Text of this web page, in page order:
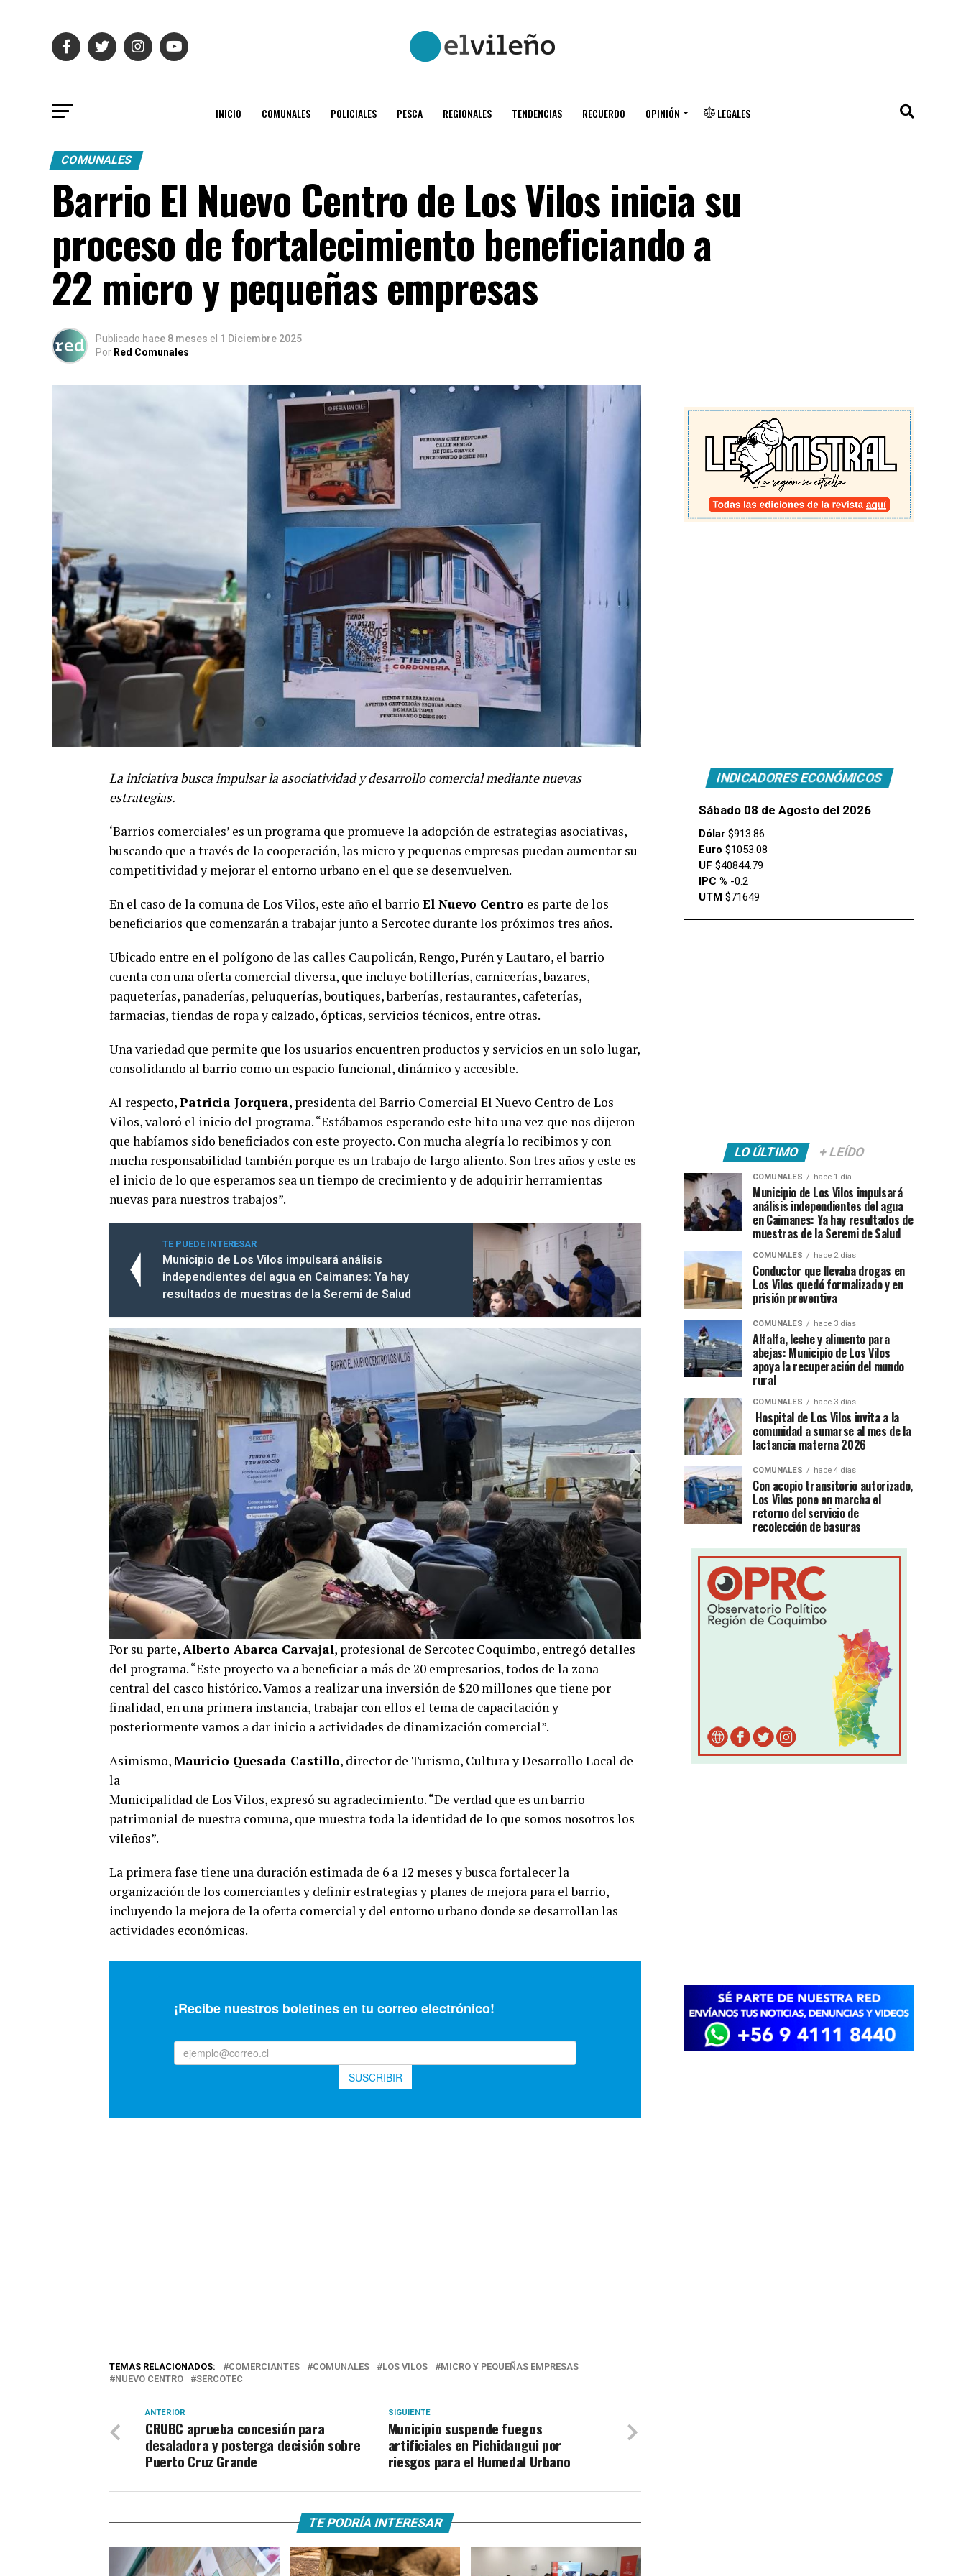
INICIO COMUNALES POLICIALES PESCA REGIONALES TENDENCIAS RECUERDO OPINIÓN LEGALES
COMUNALES
Barrio El Nuevo Centro de Los Vilos inicia su
proceso de fortalecimiento beneficiando a
22 micro y pequeñas empresas
Publicado hace 8 meses el 1 Diciembre 2025
Por Red Comunales
La iniciativa busca impulsar la asociatividad y desarrollo comercial mediante nuevas
estrategias.
‘Barrios comerciales’ es un programa que promueve la adopción de estrategias asociativas,
buscando que a través de la cooperación, las micro y pequeñas empresas puedan aumentar su
competitividad y mejorar el entorno urbano en el que se desenvuelven.
En el caso de la comuna de Los Vilos, este año el barrio El Nuevo Centro es parte de los
beneficiarios que comenzarán a trabajar junto a Sercotec durante los próximos tres años.
Ubicado entre en el polígono de las calles Caupolicán, Rengo, Purén y Lautaro, el barrio
cuenta con una oferta comercial diversa, que incluye botillerías, carnicerías, bazares,
paqueterías, panaderías, peluquerías, boutiques, barberías, restaurantes, cafeterías,
farmacias, tiendas de ropa y calzado, ópticas, servicios técnicos, entre otras.
Una variedad que permite que los usuarios encuentren productos y servicios en un solo lugar,
consolidando al barrio como un espacio funcional, dinámico y accesible.
Al respecto,Patricia Jorquera, presidenta del Barrio Comercial El Nuevo Centro de Los
Vilos, valoró el inicio del programa. “Estábamos esperando este hito una vez que nos dijeron
que habíamos sido beneficiados con este proyecto. Con mucha alegría lo recibimos y con
mucha responsabilidad también porque es un trabajo de largo aliento. Son tres años y este es
el inicio de lo que esperamos sea un tiempo de crecimiento y de adquirir herramientas
nuevas para nuestros trabajos”.
TE PUEDE INTERESAR
Municipio de Los Vilos impulsará análisis
independientes del agua en Caimanes: Ya hay
resultados de muestras de la Seremi de Salud
Por su parte,Alberto Abarca Carvajal, profesional de Sercotec Coquimbo, entregó detalles
del programa. “Este proyecto va a beneficiar a más de 20 empresarios, todos de la zona
central del casco histórico. Vamos a realizar una inversión de $20 millones que tiene por
finalidad, en una primera instancia, trabajar con ellos el tema de capacitación y
posteriormente vamos a dar inicio a actividades de dinamización comercial”.
Asimismo,Mauricio Quesada Castillo, director de Turismo, Cultura y Desarrollo Local de
la
Municipalidad de Los Vilos, expresó su agradecimiento. “De verdad que es un barrio
patrimonial de nuestra comuna, que muestra toda la identidad de lo que somos nosotros los
vileños”.
La primera fase tiene una duración estimada de 6 a 12 meses y busca fortalecer la
organización de los comerciantes y definir estrategias y planes de mejora para el barrio,
incluyendo la mejora de la oferta comercial y del entorno urbano donde se desarrollan las
actividades económicas.
TEMAS RELACIONADOS: COMERCIANTES COMUNALES LOS VILOS
MICRO Y PEQUEÑAS EMPRESAS
NUEVO CENTRO
SERCOTEC
SIGUIENTE
Municipio suspende fuegos
artificiales en Pichidangui por
riesgos para el Humedal Urbano
ANTERIOR
CRUBC aprueba concesión para
desaladora y posterga decisión sobre
Puerto Cruz Grande
TE PODRÍA INTERESAR
INDICADORES ECONÓMICOS
Sábado 08 de Agosto del 2026
Dólar $913.86
Euro $1053.08
UF $40844.79
IPC % -0.2
UTM $71649
LO ÚLTIMO + LEÍDO
COMUNALES hace 1 día
Municipio de Los Vilos impulsará
análisis independientes del agua
en Caimanes: Ya hay resultados de
muestras de la Seremi de Salud
COMUNALES hace 2 días
Conductor que llevaba drogas en
Los Vilos quedó formalizado y en
prisión preventiva
COMUNALES hace 3 días
Alfalfa, leche y alimento para
abejas: Municipio de Los Vilos
apoya la recuperación del mundo
rural
COMUNALES hace 3 días
Hospital de Los Vilos invita a la
comunidad a sumarse al mes de la
lactancia materna 2026
COMUNALES hace 4 días
Con acopio transitorio autorizado,
Los Vilos pone en marcha el
retorno del servicio de
recolección de basuras